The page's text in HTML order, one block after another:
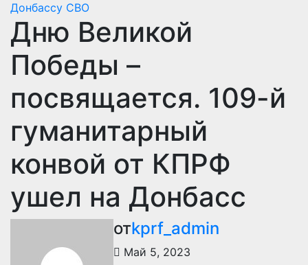
Донбассу СВО
Дню Великой
Победы –
посвящается. 109-й
гуманитарный
конвой от КПРФ
ушел на Донбасс
отkprf_admin
Май 5, 2023